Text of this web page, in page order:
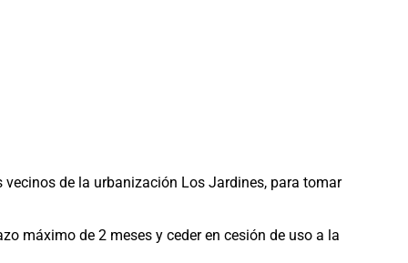
de la urbanización Los Jardines, para tomar
máximo de 2 meses y ceder en cesión de uso a la